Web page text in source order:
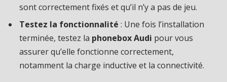
sont correctement fixés et qu’il n’y a pas de jeu.
Testez la fonctionnalité : Une fois l’installation
terminée, testez la phonebox Audi pour vous
assurer qu’elle fonctionne correctement,
notamment la charge inductive et la connectivité.